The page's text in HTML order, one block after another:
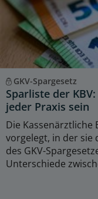
GKV-Spargesetz
Sparliste der
jeder Praxis sein
Die Kassenärztliche
vorgelegt, in der sie
des GKV-
Unterschiede